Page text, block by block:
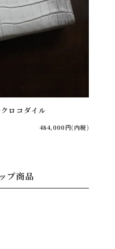
ロコダイル
484,000円(内税)
プ商品